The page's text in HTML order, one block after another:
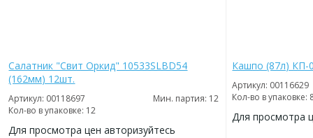
Салатник "Свит Оркид" 10533SLBD54
(162мм) 12шт.
Артикул: 00118697
Мин. партия: 12
Кол-во в упаковке: 12
Для просмотра цен авторизуйтесь
Кашпо (87л) КП-
Артикул: 00116629
Кол-во в упаковке:
Для просмотра